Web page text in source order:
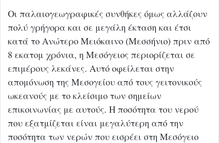
Οι παλαιογεωγραφικές συνθήκες όμως αλλάζουν
πολύ γρήγορα και σε μεγάλη έκταση και έτσι
κατά το Ανώτερο Μειόκαινο (Μεσσήνιο) πριν από
8 εκατομ χρόνια, η Μεσόγειος περιορίζεται σε
επιμέρους λεκάνες. Αυτό οφείλεται στην
απομόνωση της Μεσογείου από τους γειτονικούς
ωκεανούς με το κλείσιμο των σημείων
επικοινωνίας με αυτούς. Η ποσότητα του νερού
που εξατμίζεται είναι μεγαλύτερη από την
ποσότητα των νερών που εισρέει στη Μεσόγειο